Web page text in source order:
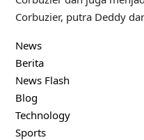
Corbuzier, putra Deddy
News
Berita
News Flash
Blog
Technology
Sports